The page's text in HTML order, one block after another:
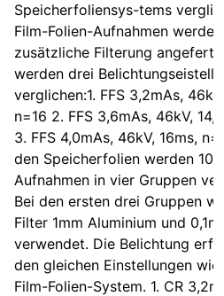
Speicherfoliensys-tems
Film-Folien-Aufnahmen
zusätzliche Filterung
werden drei
verglichen:1. FFS 3,2mAs,
n=16 2. FFS 3,6mAs, 46kV,
3. FFS 4,0mAs, 46kV, 16ms,
den Speicherfolien werden 100
Aufnahmen in vier Gruppen
Bei den ersten drei Gruppen
Filter 1mm Aluminium und
verwendet. Die Belichtung
den gleichen Einstellungen wie
Film-Folien-System. 1. CR